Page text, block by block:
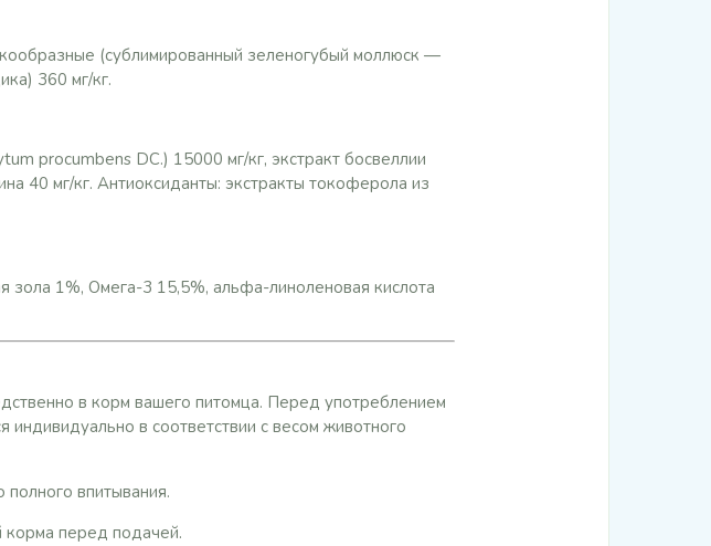
(сублимированный зеленогубый моллюск —
360 мг/кг.
procumbens DC.) 15000 мг/кг, экстракт босвеллии
40 мг/кг. Антиоксиданты: экстракты токоферола из
1%, Омега-3 15,5%, альфа-линоленовая кислота
в корм вашего питомца. Перед употреблением
в соответствии с весом животного
впитывания.
перед подачей.